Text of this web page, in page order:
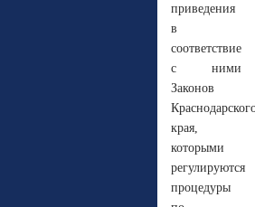
приведения
в
соответствие
с ними
Законов
края,
которыми
регулируются
процедуры